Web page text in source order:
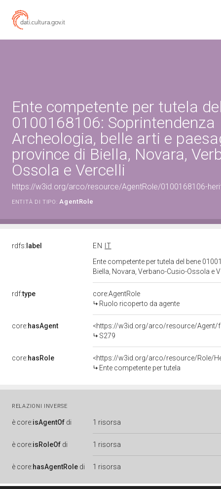
Ente competente per tutela
0100168106: Soprintendenza
Archeologia, belle arti e
province di Biella, Novara,
Ossola e Vercelli
https://w3id.org/arco/resource/AgentRole/0100168106-
ENTITÀ DI TIPO: AgentRole
rdfs: label EN
IT
Ente competente per tutela del bene
Biella, Novara, Verbano-Cusio-Ossola e
rdf:type
core:AgentRole
Ruolo ricoperto da agente
core:hasAgent
<https://w3id.org/arco/resource/Agent/
S279
core:hasRole
<https://w3id.org/arco/resource/Role/
Ente competente per tutela
RELAZIONI INVERSE
è core:isAgentOf di 1 risorsa
è core:isRoleOf di 1 risorsa
è core:hasAgentRole di 1 risorsa